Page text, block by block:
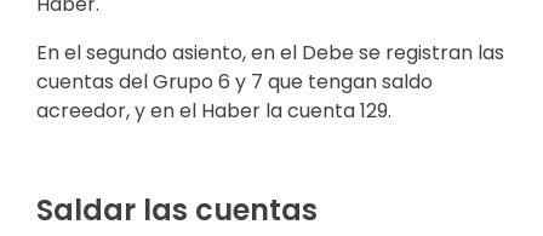
En el segundo asiento, en el Debe se registran las
cuentas del Grupo 6 y 7 que tengan saldo
acreedor, y en el Haber la cuenta 129.
Saldar las cuentas